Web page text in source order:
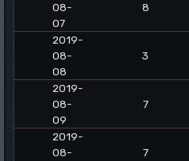
08-
07
8
2019-
08-
08
3
2019-
08-
09
7
2019-
08-
7